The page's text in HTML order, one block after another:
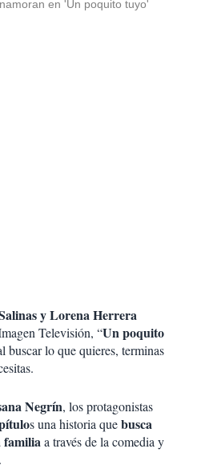
en 'Un poquito tuyo'
y Lorena Herrera
Televisión, “Un poquito
buscar lo que quieres, terminas
Negrín, los protagonistas
s una historia quebusca
familiaa través de la comedia y